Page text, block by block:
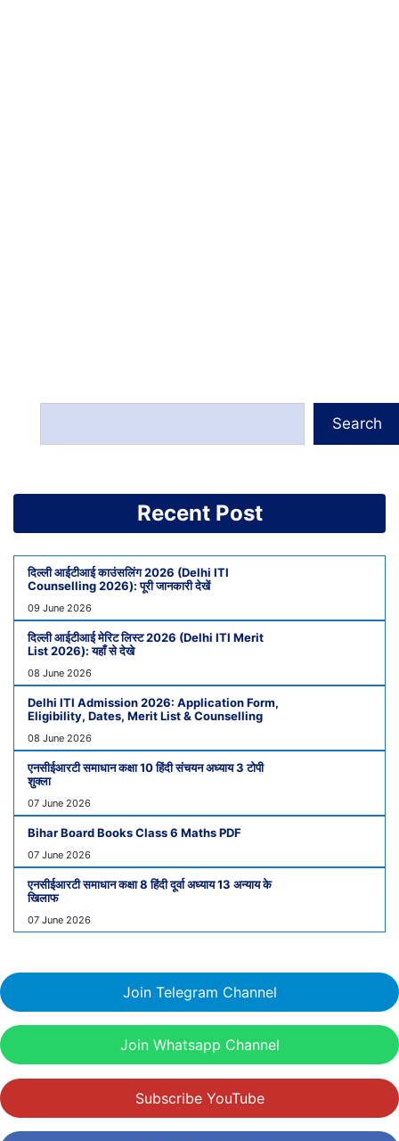
Search
Recent Post
दिल्ली आईटीआई काउंसलिंग 2026 (Delhi ITI
Counselling 2026): पूरी जानकारी देखें
09 June 2026
दिल्ली आईटीआई मेरिट लिस्ट 2026 (Delhi ITI Merit
List 2026): यहाँ से देखे
08 June 2026
Delhi ITI Admission 2026: Application Form,
Eligibility, Dates, Merit List & Counselling
08 June 2026
एनसीईआरटी समाधान कक्षा 10 हिंदी संचयन अध्याय 3 टोपी
शुक्ला
07 June 2026
Bihar Board Books Class 6 Maths PDF
07 June 2026
एनसीईआरटी समाधान कक्षा 8 हिंदी दूर्वा अध्याय 13 अन्याय के
खिलाफ
07 June 2026
Join Telegram Channel
Join Whatsapp Channel
Subscribe YouTube